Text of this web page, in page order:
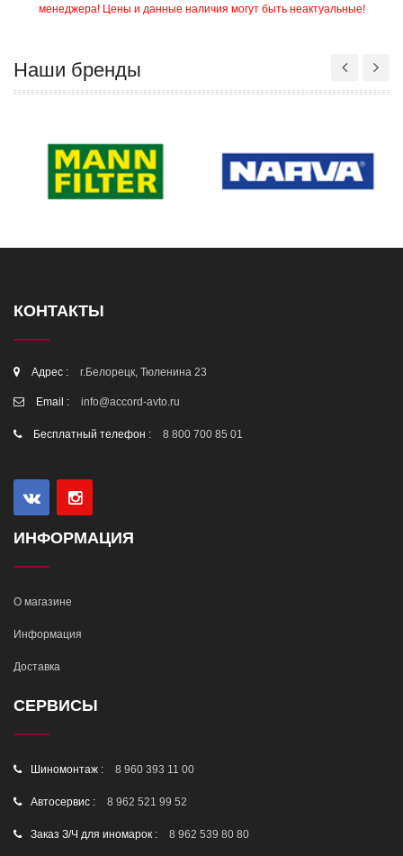
менеджера! Цены и данные наличия могут быть неактуальные!
Наши бренды
КОНТАКТЫ
Адрес : г.Белорецк, Тюленина 23
Email : info@accord-avto.ru
Бесплатный телефон : 8 800 700 85 01
ИНФОРМАЦИЯ
О магазине
Информация
Доставка
СЕРВИСЫ
Шиномонтаж : 8 960 393 11 00
Автосервис : 8 962 521 99 52
Заказ З/Ч для иномарок : 8 962 539 80 80